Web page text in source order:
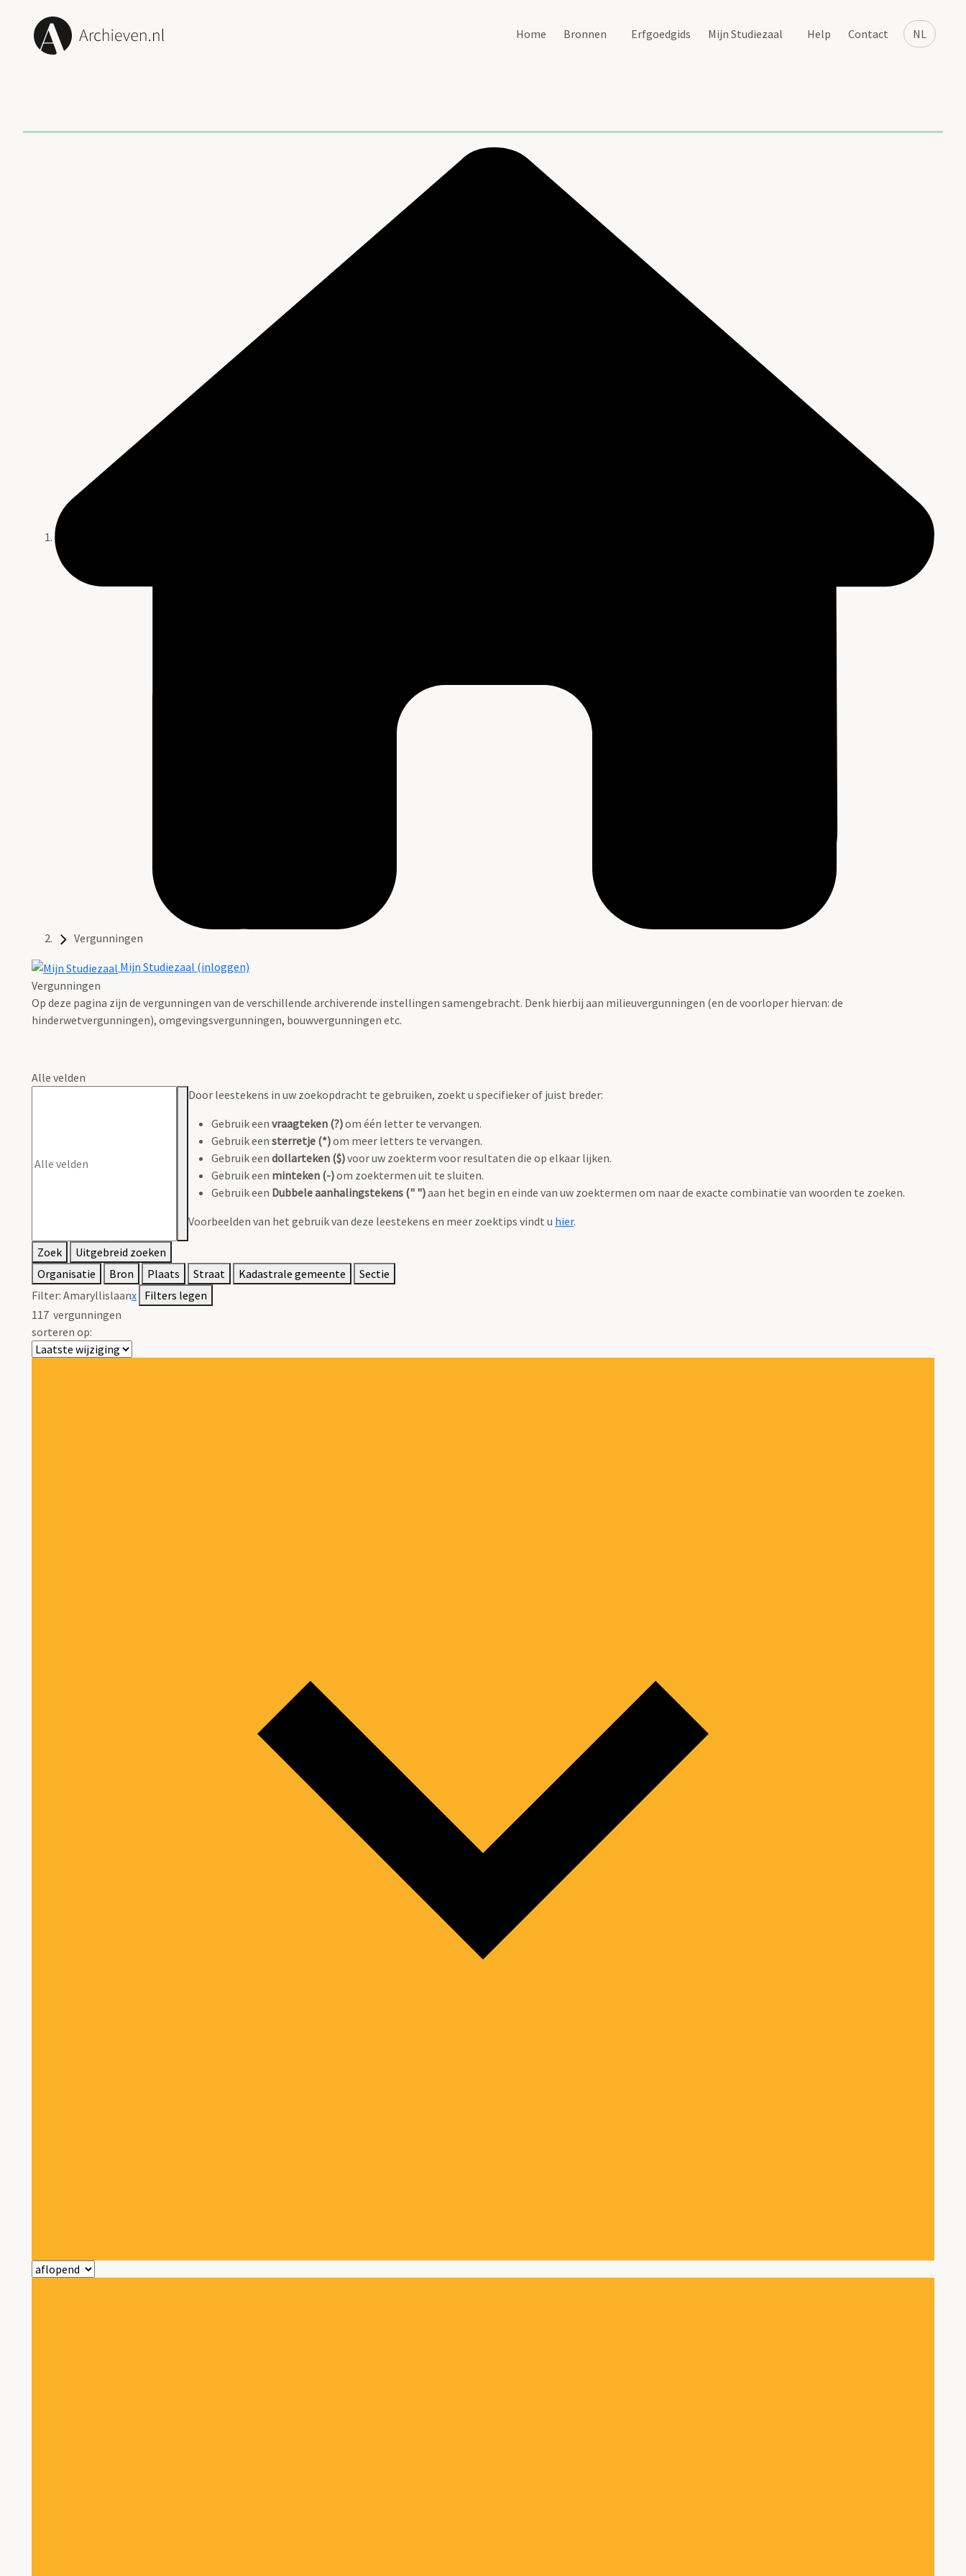
NL
Home Bronnen Erfgoedgids Mijn Studiezaal Help Contact
Vergunningen
Mijn Studiezaal (inloggen)
Vergunningen
Op deze pagina zijn de vergunningen van de verschillende archiverende instellingen samengebracht. Denk hierbij aan milieuvergunningen (en de voorloper hiervan: de
hinderwetvergunningen), omgevingsvergunningen, bouwvergunningen etc.
Alle velden
Door leestekens in uw zoekopdracht te gebruiken, zoekt u specifieker of juist breder:
Gebruik een vraagteken (?)om één letter te vervangen.
Gebruik een sterretje (*)om meer letters te vervangen.
Gebruik een dollarteken ($)voor uw zoekterm voor resultaten die op elkaar lijken.
Gebruik een minteken (-)om zoektermen uit te sluiten.
Gebruik een Dubbele aanhalingstekens (" ")aan het begin en einde van uw zoektermen om naar de exacte combinatie van woorden te zoeken.
Voorbeelden van het gebruik van deze leestekens en meer zoektips vindt u hier.
Zoek
Uitgebreid zoeken
Organisatie
Bron Plaats Straat Kadastrale gemeente
Sectie
Filter: Amaryllislaanx Filters legen
117 vergunningen
sorteren op: